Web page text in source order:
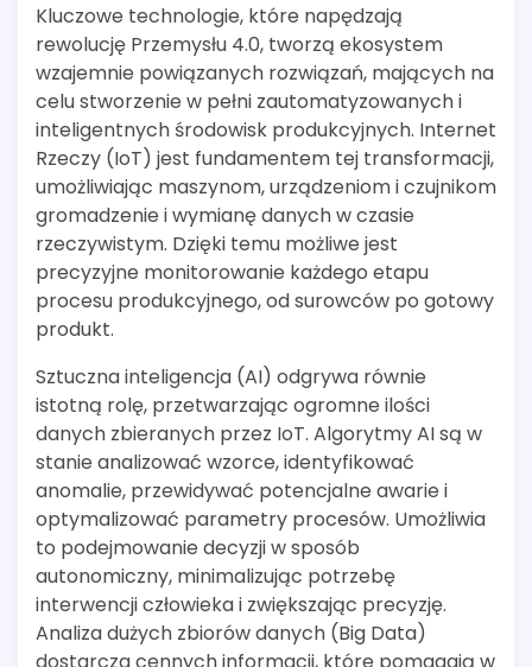
Kluczowe technologie, które napędzają
rewolucję Przemysłu 4.0, tworzą ekosystem
wzajemnie powiązanych rozwiązań, mających na
celu stworzenie w pełni zautomatyzowanych i
inteligentnych środowisk produkcyjnych. Internet
Rzeczy (IoT) jest fundamentem tej transformacji,
umożliwiając maszynom, urządzeniom i czujnikom
gromadzenie i wymianę danych w czasie
rzeczywistym. Dzięki temu możliwe jest
precyzyjne monitorowanie każdego etapu
procesu produkcyjnego, od surowców po gotowy
produkt.
Sztuczna inteligencja (AI) odgrywa równie
istotną rolę, przetwarzając ogromne ilości
danych zbieranych przez IoT. Algorytmy AI są w
stanie analizować wzorce, identyfikować
anomalie, przewidywać potencjalne awarie i
optymalizować parametry procesów. Umożliwia
to podejmowanie decyzji w sposób
autonomiczny, minimalizując potrzebę
interwencji człowieka i zwiększając precyzję.
Analiza dużych zbiorów danych (Big Data)